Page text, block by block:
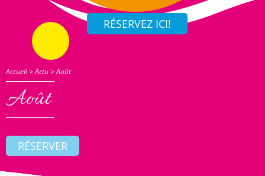
Accueil>Actu>Août
Août
RÉSERVER